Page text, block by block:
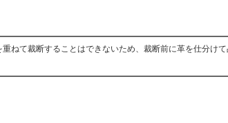
ねて裁断することはできないため、裁断前に革を仕分け